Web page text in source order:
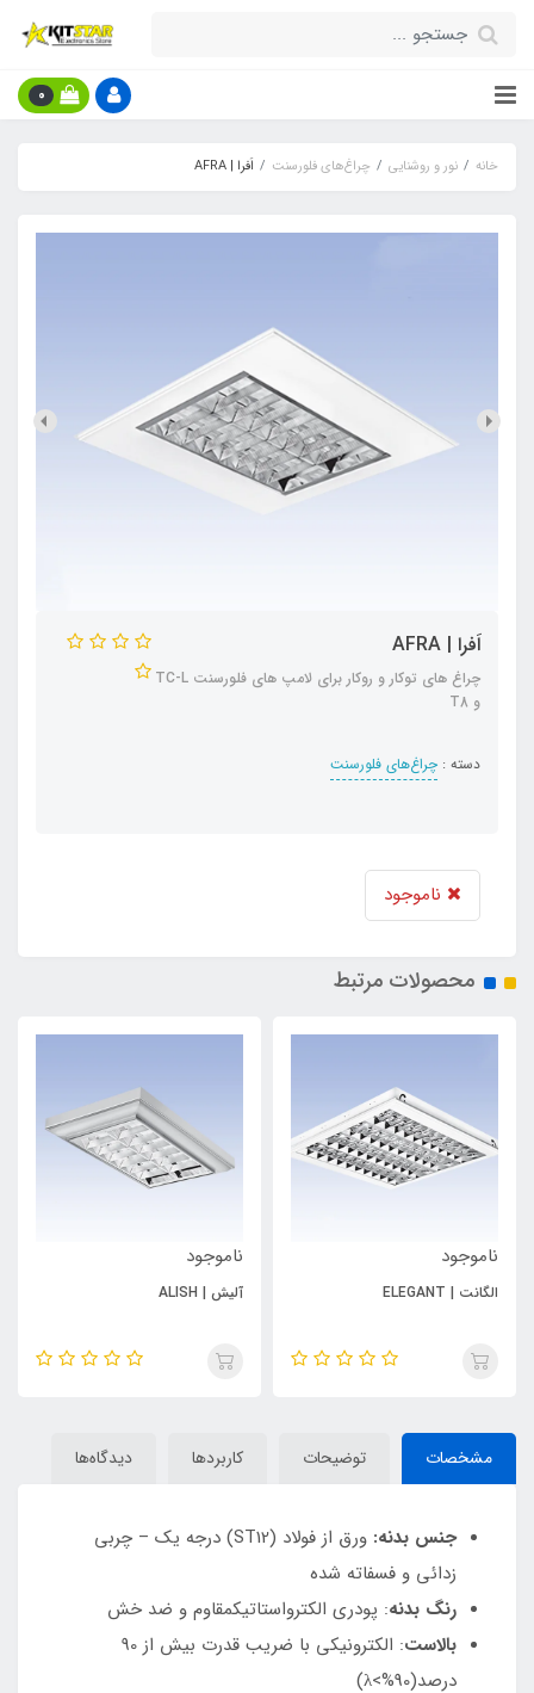
0
خانه نور و روشنایی چراغ‌های فلورسنت اَفرا | AFRA
اَفرا | AFRA
چراغ های توکار و روکار برای لامپ های فلورسنت TC-L
و T8
دسته : چراغ‌های فلورسنت
ناموجود
محصولات مرتبط
ناموجود
الگانت | ELEGANT
ناموجود
آلیش | ALISH
مشخصات توضیحات کاربردها دیدگاه‌ها
جنس بدنه:
ورق از فولاد (ST12) درجه یک – چربی
زدائی و فسفاته شده
رنگ بدنه: پودری الکترواستاتیکمقاوم و ضد خش
بالاست
: الکترونیکی با ضریب قدرت بیش از 90
درصد(90%>λ)